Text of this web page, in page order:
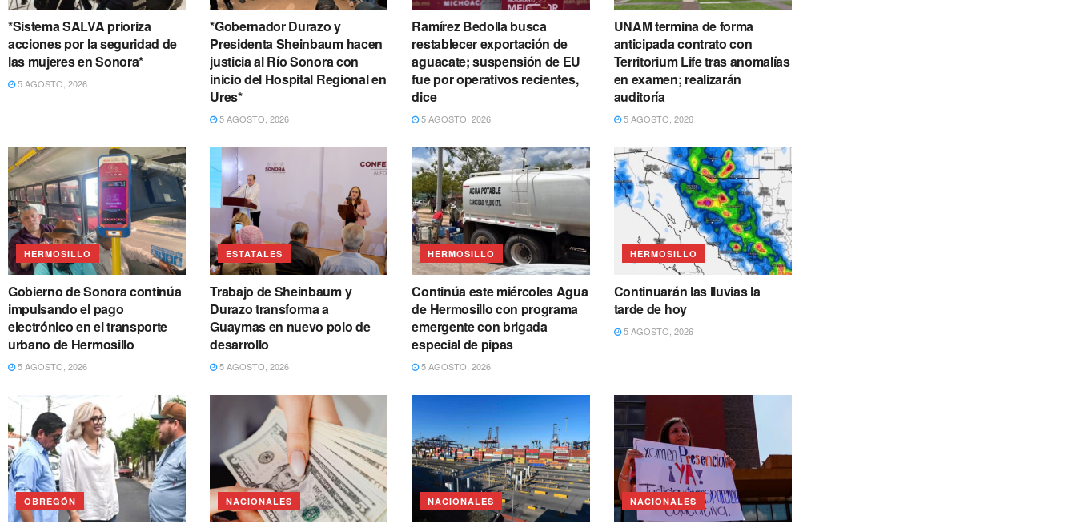
*Sistema SALVA prioriza
acciones por la seguridad de
las mujeres en Sonora*
5 AGOSTO, 2026
*Gobernador Durazo y
Presidenta Sheinbaum hacen
justicia al Río Sonora con
inicio del Hospital Regional en
Ures*
5 AGOSTO, 2026
Ramírez Bedolla busca
restablecer exportación de
aguacate; suspensión de EU
fue por operativos recientes,
dice
5 AGOSTO, 2026
UNAM termina de forma
anticipada contrato con
Territorium Life tras anomalías
en examen; realizarán
auditoría
5 AGOSTO, 2026
HERMOSILLO
Gobierno de Sonora continúa
impulsando el pago
electrónico en el transporte
urbano de Hermosillo
5 AGOSTO, 2026
ESTATALES
Trabajo de Sheinbaum y
Durazo transforma a
Guaymas en nuevo polo de
desarrollo
5 AGOSTO, 2026
HERMOSILLO
Continúa este miércoles Agua
de Hermosillo con programa
emergente con brigada
especial de pipas
5 AGOSTO, 2026
HERMOSILLO
Continuarán las lluvias la
tarde de hoy
5 AGOSTO, 2026
OBREGÓN NACIONALES NACIONALES NACIONALES